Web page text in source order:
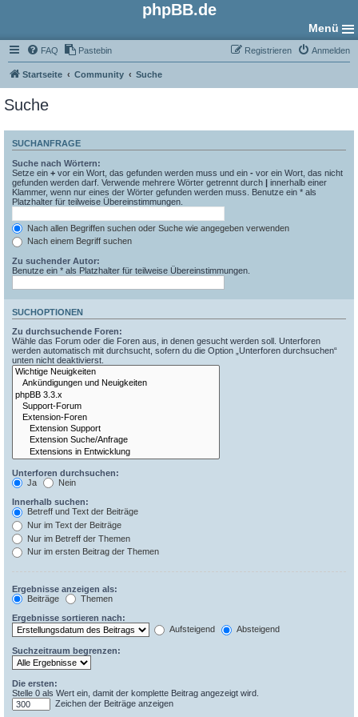
phpBB.de
Menü
FAQ Pastebin Anmelden
Registrieren
Startseite Community Suche
Suche
SUCHANFRAGE
Suche nach Wörtern:
Setze ein + vor ein Wort, das gefunden werden muss und ein - vor ein Wort, das nicht
gefunden werden darf. Verwende mehrere Wörter getrennt durch | innerhalb einer
Klammer, wenn nur eines der Wörter gefunden werden muss. Benutze ein * als
Platzhalter für teilweise Übereinstimmungen.
Nach allen Begriffen suchen oder Suche wie angegeben verwenden
Nach einem Begriff suchen
Zu suchender Autor:
Benutze ein * als Platzhalter für teilweise Übereinstimmungen.
SUCHOPTIONEN
Zu durchsuchende Foren:
Wähle das Forum oder die Foren aus, in denen gesucht werden soll. Unterforen
werden automatisch mit durchsucht, sofern du die Option „Unterforen durchsuchen“
unten nicht deaktivierst.
Unterforen durchsuchen:
Ja
Nein
Innerhalb suchen:
Betreff und Text der Beiträge
Nur im Text der Beiträge
Nur im Betreff der Themen
Nur im ersten Beitrag der Themen
Ergebnisse anzeigen als:
Beiträge
Themen
Ergebnisse sortieren nach:
Aufsteigend
Absteigend
Suchzeitraum begrenzen:
Die ersten:
Stelle 0 als Wert ein, damit der komplette Beitrag angezeigt wird.
Zeichen der Beiträge anzeigen